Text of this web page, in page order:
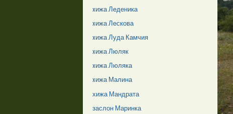
xижа Леденика
xижа Лескова
xижа Луда Камчия
xижа Люляк
xижа Люляка
xижа Малина
хижа Мандрата
заслон Маринка